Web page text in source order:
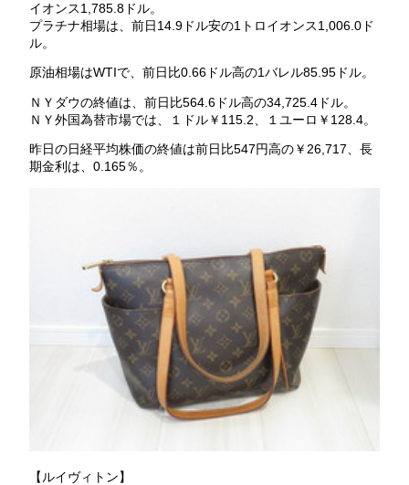
イオンス1,785.8ドル。
プラチナ相場は、前日14.9ドル安の1トロイオンス1,006.0ド
ル。
原油相場はWTIで、前日比0.66ドル高の1バレル85.95ドル。
ＮＹダウの終値は、前日比564.6ドル高の34,725.4ドル。
ＮＹ外国為替市場では、１ドル￥115.2、１ユーロ￥128.4。
昨日の日経平均株価の終値は前日比547円高の￥26,717、長
期金利は、0.165％。
【ルイヴィトン】